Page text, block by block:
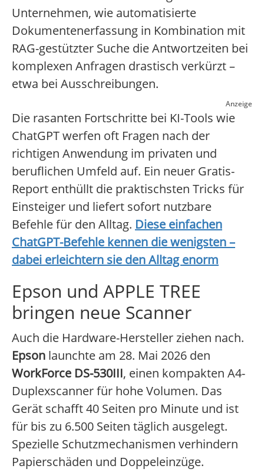
Unternehmen, wie automatisierte
Dokumentenerfassung in Kombination mit
RAG-gestützter Suche die Antwortzeiten bei
komplexen Anfragen drastisch verkürzt –
etwa bei Ausschreibungen.
Anzeige
Die rasanten Fortschritte bei KI-Tools wie
ChatGPT werfen oft Fragen nach der
richtigen Anwendung im privaten und
beruflichen Umfeld auf. Ein neuer Gratis-
Report enthüllt die praktischsten Tricks für
Einsteiger und liefert sofort nutzbare
Befehle für den Alltag. Diese einfachen
ChatGPT-Befehle kennen die wenigsten –
dabei erleichtern sie den Alltag enorm
Epson und APPLE TREE
bringen neue Scanner
Auch die Hardware-Hersteller ziehen nach.
Epson launchte am 28. Mai 2026 den
WorkForce DS-530III, einen kompakten A4-
Duplexscanner für hohe Volumen. Das
Gerät schafft 40 Seiten pro Minute und ist
für bis zu 6.500 Seiten täglich ausgelegt.
Spezielle Schutzmechanismen verhindern
Papierschäden und Doppeleinzüge.